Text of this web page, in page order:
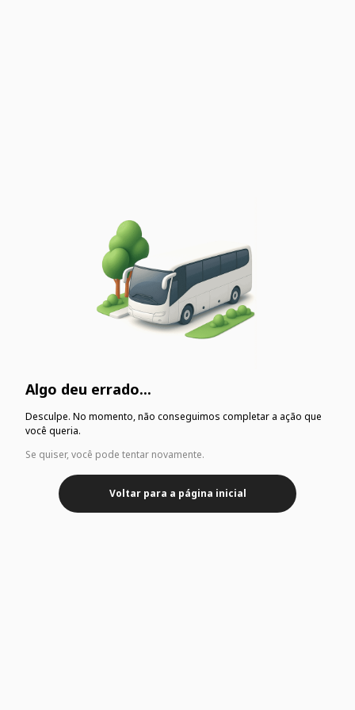
Algo deu errado...
Desculpe. No momento, não conseguimos completar a ação que
você queria.
Se quiser, você pode tentar novamente.
Voltar para a página inicial